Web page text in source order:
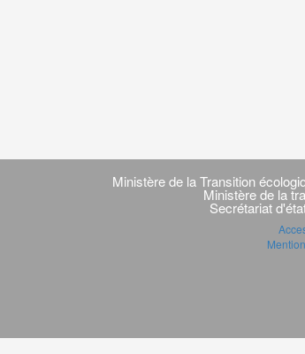
Navigation
transverseMinistère de la Transition
Ministère de la
Secrétariat